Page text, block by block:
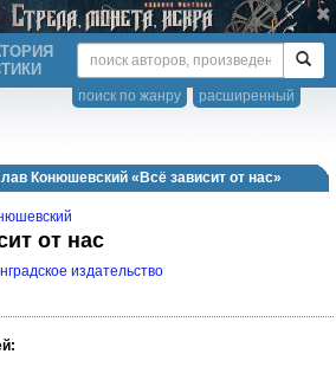
расширенный
поиск по жанру
Конюшевский «Всё зависит от нас»
от нас
издательство